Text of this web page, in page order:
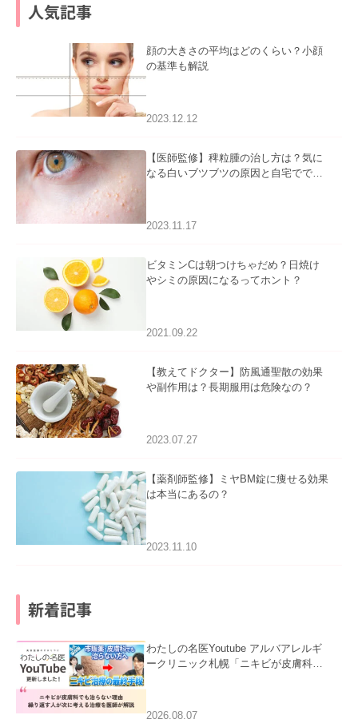
人気記事
顔の大きさの平均はどのくらい？小顔
の基準も解説
2023.12.12
【医師監修】稗粒腫の治し方は？気に
なる白いブツブツの原因と自宅ででき
2023.11.17
ビタミンCは朝つけちゃだめ？日焼け
やシミの原因になるってホント？
2021.09.22
【教えてドクター】防風通聖散の効果
や副作用は？長期服用は危険なの？
2023.07.27
【薬剤師監修】ミヤBM錠に痩せる効果
は本当にあるの？
2023.11.10
新着記事
わたしの名医Youtube アルバアレルギ
ークリニック札幌「ニキビが皮膚科で
ました。
2026.08.07